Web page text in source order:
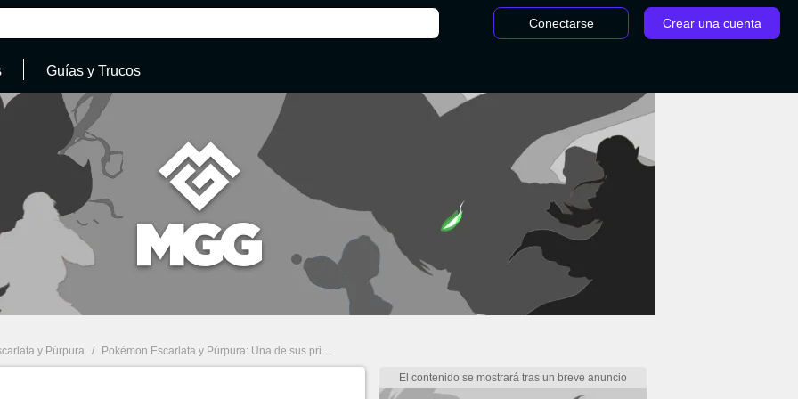
Conectarse Crear una cuenta
Guías y Trucos
y Púrpura / Pokémon Escarlata y Púrpura: Una de sus principales novedades genera polémica y recelo entre fans